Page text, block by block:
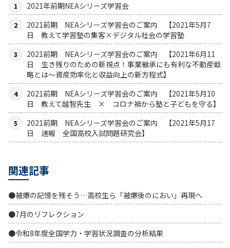
2021年前期NEAシリーズ学習会
2021前期 NEAシリーズ学習会のご案内 【2021年5月7
日 教えて学習塾の集客×デジタル社会の学習塾
2021前期 NEAシリーズ学習会のご案内 【2021年6月11
日 生き残りのための新視点！事業継承にも有利な不動産戦
略とは〜資産効率化と収益向上の新方程式】
2021前期 NEAシリーズ学習会のご案内 【2021年5月10
日 教えて越智先生 × コロナ禍から塾と子どもを守る】
2021前期 NEAシリーズ学習会のご案内 【2021年5月17
日 速報 全国高校入試問題研究会】
関連記事
●被爆の記憶を残そう…高校生ら「被爆後のにおい」再現へ
●7月のリフレクション
●令和8年度全国学力・学習状況調査の分析結果